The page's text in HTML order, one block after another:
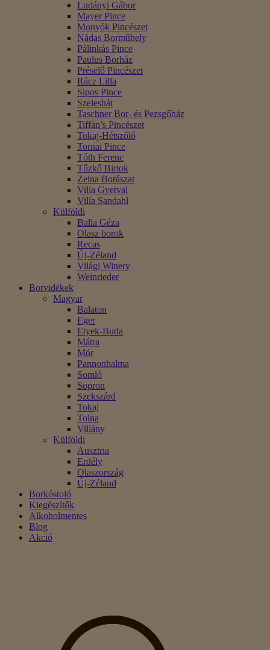
Ludányi Gábor
Mayer Pince
Monyók Pincészet
Nádas Borműhely
Pálinkás Pince
Paulus Borház
Préselő Pincészet
Rácz Lilla
Sipos Pince
Szeleshát
Taschner Bor- és Pezsgőház
Tiffán’s Pincészet
Tokaj-Hétszőlő
Tornai Pince
Tóth Ferenc
Tűzkő Birtok
Zelna Borászat
Villa Gyetvai
Villa Sandahl
Külföldi
Balla Géza
Olasz borok
Recas
Új-Zéland
Világi Winery
Weinrieder
Borvidékek
Magyar
Balaton
Eger
Etyek-Buda
Mátra
Mór
Pannonhalma
Somló
Sopron
Szekszárd
Tokaj
Tolna
Villány
Külföldi
Ausztria
Erdély
Olaszország
Új-Zéland
Borkóstoló
Kiegészítők
Alkoholmentes
Blog
Akció